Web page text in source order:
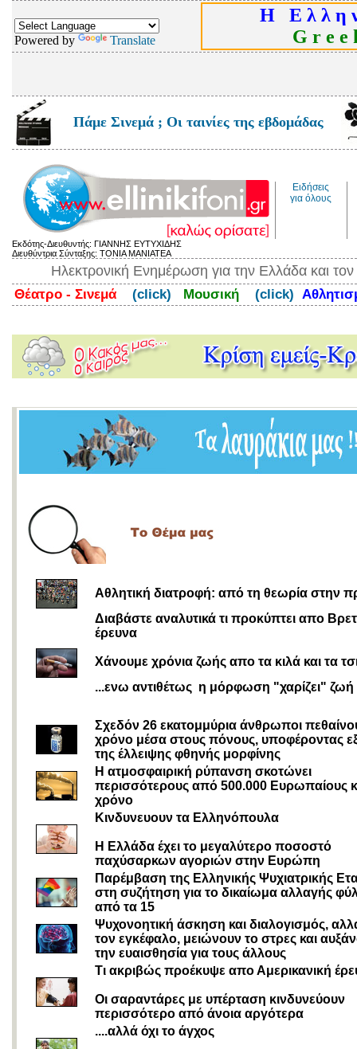
Powered by Translate
Η Ε λ λ η
G r e e
Πάμε Σινεμά ; Οι ταινίες της εβδομάδας
Ειδήσεις
για όλους
Εκδότης-Διευθυντής: ΓΙΑΝΝΗΣ ΕΥΤΥΧΙΔΗΣ
Διευθύντρια Σύνταξης: ΤΟΝΙΑ ΜΑΝΙΑΤΕΑ
Ηλεκτρονική Ενημέρωση για την Ελλάδα και
Θέατρο - Σινεμά (click) Μουσική (click)
Αθλητική διατροφή: από τη θεωρία στην
Διαβάστε αναλυτικά τι προκύπτει απο
έρευνα
Χάνουμε χρόνια ζωής απο τα κιλά και τα
...ενω αντιθέτως η μόρφωση "χαρίζει" ζωή
Σχεδόν 26 εκατομμύρια άνθρωποι
χρόνο μέσα στους πόνους, υποφέροντας
της έλλειψης φθηνής μορφίνης
Η ατμοσφαιρική ρύπανση σκοτώνει
περισσότερους από 500.000 Ευρωπαίους
χρόνο
Κινδυνευουν τα Ελληνόπουλα
Η Ελλάδα έχει το μεγαλύτερο ποσοστό
παχύσαρκων αγοριών στην Ευρώπη
Παρέμβαση της Ελληνικής Ψυχιατρικής
στη συζήτηση για το δικαίωμα αλλαγής
από τα 15
Ψυχονοητική άσκηση και διαλογισμός,
τον εγκέφαλο, μειώνουν το στρες και
την ευαισθησία για τους άλλους
Τι ακριβώς προέκυψε απο Αμερικανική
Οι σαραντάρες με υπέρταση κινδυνεύουν
περισσότερο από άνοια αργότερα
....αλλά όχι το άγχος